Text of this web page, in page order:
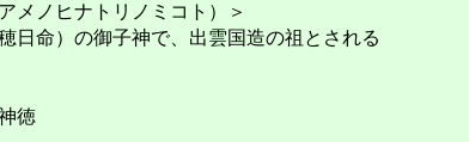
メノヒナトリノミコト）＞
穂日命）の御子神で、出雲国造の祖とされる
徳